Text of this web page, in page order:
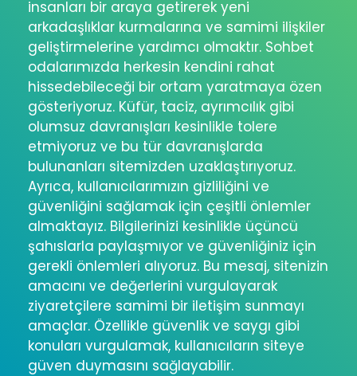
insanları bir araya getirerek yeni
arkadaşlıklar kurmalarına ve samimi ilişkiler
geliştirmelerine yardımcı olmaktır. Sohbet
odalarımızda herkesin kendini rahat
hissedebileceği bir ortam yaratmaya özen
gösteriyoruz. Küfür, taciz, ayrımcılık gibi
olumsuz davranışları kesinlikle tolere
etmiyoruz ve bu tür davranışlarda
bulunanları sitemizden uzaklaştırıyoruz.
Ayrıca, kullanıcılarımızın gizliliğini ve
güvenliğini sağlamak için çeşitli önlemler
almaktayız. Bilgilerinizi kesinlikle üçüncü
şahıslarla paylaşmıyor ve güvenliğiniz için
gerekli önlemleri alıyoruz. Bu mesaj, sitenizin
amacını ve değerlerini vurgulayarak
ziyaretçilere samimi bir iletişim sunmayı
amaçlar. Özellikle güvenlik ve saygı gibi
konuları vurgulamak, kullanıcıların siteye
güven duymasını sağlayabilir.